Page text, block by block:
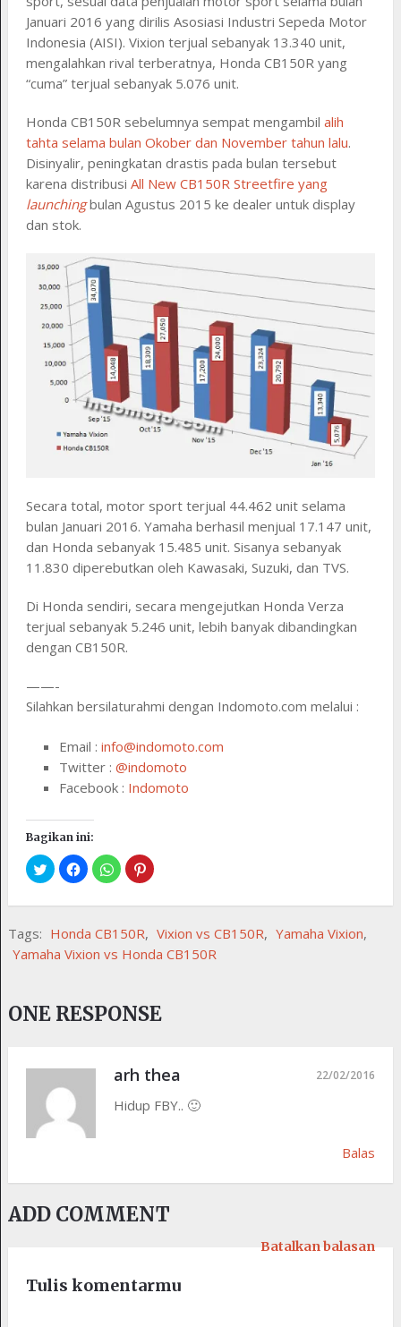
Januari 2016 yang dirilis Asosiasi Industri Sepeda Motor
Indonesia (AISI). Vixion terjual sebanyak 13.340 unit,
mengalahkan rival terberatnya, Honda CB150R yang
“cuma” terjual sebanyak 5.076 unit.
Honda CB150R sebelumnya sempat mengambil alih
tahta selama bulan Okober dan November tahun lalu.
Disinyalir, peningkatan drastis pada bulan tersebut
karena distribusi All New CB150R Streetfire yang
launchingbulan Agustus 2015 ke dealer untuk display
dan stok.
Secara total, motor sport terjual 44.462 unit selama
bulan Januari 2016. Yamaha berhasil menjual 17.147 unit,
dan Honda sebanyak 15.485 unit. Sisanya sebanyak
11.830 diperebutkan oleh Kawasaki, Suzuki, dan TVS.
Di Honda sendiri, secara mengejutkan Honda Verza
terjual sebanyak 5.246 unit, lebih banyak dibandingkan
dengan CB150R.
——-
Silahkan bersilaturahmi dengan Indomoto.com melalui :
Email :info@indomoto.com
Twitter :@indomoto
Facebook : Indomoto
Bagikan ini:
Tags: Honda CB150R, Vixion vs CB150R, Yamaha Vixion,
Yamaha Vixion vs Honda CB150R
ONE RESPONSE
arh thea 22/02/2016
Hidup FBY.. 🙂
Balas
ADD COMMENT
Tulis komentarmu
Batalkan balasan